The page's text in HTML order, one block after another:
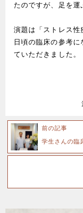
たのですが、足を運
演題は「ストレス性
日頃の臨床の参考
ていただきました。
前の記事
学生さんの臨